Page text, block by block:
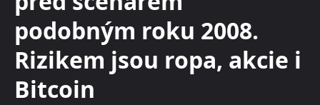
podobným roku 2008.
Rizikem jsou ropa, akcie i
Bitcoin